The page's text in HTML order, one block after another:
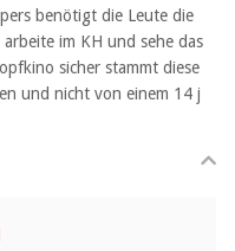
benötigt die Leute die
im KH und sehe das
sicher stammt diese
und nicht von einem 14 j